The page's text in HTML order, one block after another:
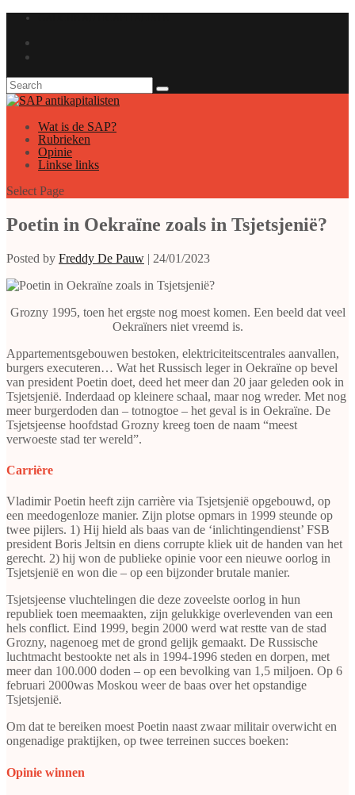
Wat is de SAP?
Rubrieken
Opinie
Linkse links
Select Page
Poetin in Oekraïne zoals in Tsjetsjenië?
Posted by Freddy De Pauw | 24/01/2023
Grozny 1995, toen het ergste nog moest komen. Een beeld dat veel
Oekraïners niet vreemd is.
Appartementsgebouwen bestoken, elektriciteitscentrales aanvallen,
burgers executeren… Wat het Russisch leger in Oekraïne op bevel
van president Poetin doet, deed het meer dan 20 jaar geleden ook in
Tsjetsjenië. Inderdaad op kleinere schaal, maar nog wreder. Met nog
meer burgerdoden dan – totnogtoe – het geval is in Oekraïne. De
Tsjetsjeense hoofdstad Grozny kreeg toen de naam “meest
verwoeste stad ter wereld”.
Carrière
Vladimir Poetin heeft zijn carrière via Tsjetsjenië opgebouwd, op
een meedogenloze manier. Zijn plotse opmars in 1999 steunde op
twee pijlers. 1) Hij hield als baas van de ‘inlichtingendienst’ FSB
president Boris Jeltsin en diens corrupte kliek uit de handen van het
gerecht. 2) hij won de publieke opinie voor een nieuwe oorlog in
Tsjetsjenië en won die – op een bijzonder brutale manier.
Tsjetsjeense vluchtelingen die deze zoveelste oorlog in hun
republiek toen meemaakten, zijn gelukkige overlevenden van een
hels conflict. Eind 1999, begin 2000 werd wat restte van de stad
Grozny, nagenoeg met de grond gelijk gemaakt. De Russische
luchtmacht bestookte net als in 1994-1996 steden en dorpen, met
meer dan 100.000 doden – op een bevolking van 1,5 miljoen. Op 6
februari 2000was Moskou weer de baas over het opstandige
Tsjetsjenië.
Om dat te bereiken moest Poetin naast zwaar militair overwicht en
ongenadige praktijken, op twee terreinen succes boeken:
Opinie winnen